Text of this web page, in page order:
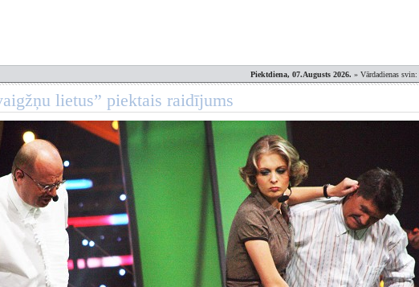
Piektdiena, 07.Augusts 2026. » Vārdadienas svin:
lietus” piektais raidījums